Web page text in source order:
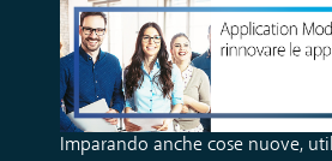
Imparando anche cose nuove,